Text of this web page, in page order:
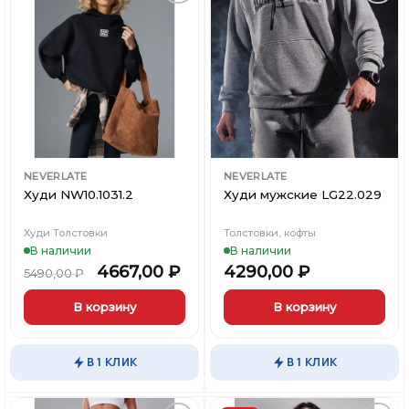
можно
выбрать
странице
можно
выбрать
на
странице
товара.
Вишлист
NEVERLATE
Худи NW10.1031.2
Худи Толстовки
В наличии
5490,00₽ 4667,00 ₽
В корзину
В 1 КЛИК
Добавить
в
Вишлист
NEVERLATE
Худи мужские LG22.029
Толстовки, кофты
В наличии
4290,00 ₽
В корзину
В 1 КЛИК